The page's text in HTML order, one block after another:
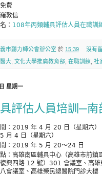
費
敦信
： 108年丙類輔具評估人員在職訓
市聽力師公會辦公室 於 15:39 沒有
大 文化大學推廣教育部 在職訓練 社
星期一
評估人員培訓─南
：2019 年 4 月 20 日（星期六
月 4 日（星期六）
：2019 年 5 月 20～24 日
：高雄南區輔具中心（高雄市前
興四路 12 號）301 會議室、高雄
會議室、高雄榮民總醫院門診大